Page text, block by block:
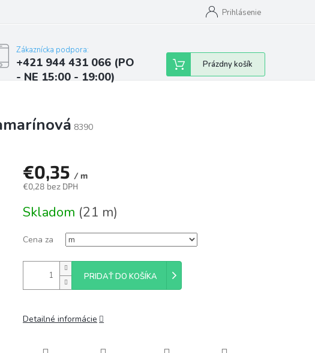
Najčastejšie otázky a odpovede
Prihlásenie
Zákaznícka podpora:
+421 944 431 066 (PO
- NE 15:00 - 19:00)
Nákupný
košík
Prázdny košík
8390
€0,35 / m
€0,28 bez DPH
cena:
Skladom (21 m)
Cena za
PRIDAŤ DO KOŠÍKA
Detailné informácie